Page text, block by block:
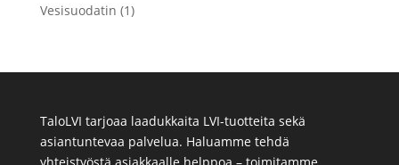
Vesisuodatin (1)
TaloLVI tarjoaa laadukkaita LVI-tuotteita sekä
asiantuntevaa palvelua. Haluamme tehdä
yhteistyöstä asiakkaalle helppoa – toimitamme